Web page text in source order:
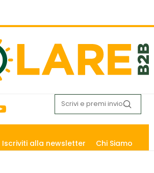
Iscriviti alla newsletter Chi Siamo